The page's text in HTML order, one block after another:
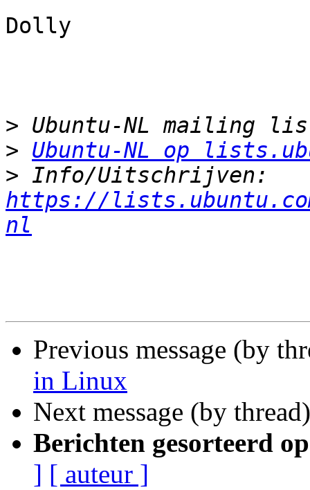
Dolly
>
> Ubuntu-NL op
>
https://
nl
Previous message (by
in Linux
Next message (by
Berichten gesorteerd
] [ auteur ]